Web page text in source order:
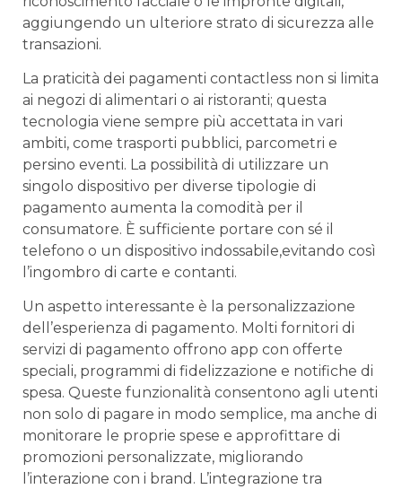
aggiungendo un ulteriore strato di sicurezza alle
transazioni.
La⁢ praticità dei pagamenti contactless non si limita
‍ai negozi di⁣ alimentari o ai ristoranti; questa‌
tecnologia viene sempre ⁣più accettata ‍in ​vari
ambiti, come trasporti pubblici, parcometri e
persino eventi. La possibilità ⁣di utilizzare⁢ un
singolo‌ dispositivo⁣ per ‍diverse tipologie di
pagamento aumenta la comodità per il
consumatore. È sufficiente portare con⁤ sé il
telefono o un dispositivo indossabile,evitando così
l’ingombro di carte​ e contanti.
Un ⁢aspetto interessante è la⁢ personalizzazione
dell’esperienza‍ di pagamento. Molti ⁣fornitori di
servizi di‌ pagamento offrono app con offerte
speciali, programmi di fidelizzazione⁢ e notifiche ‌di
spesa. Queste funzionalità consentono agli utenti⁣
non solo ​di pagare in modo semplice, ma anche di
monitorare le proprie spese⁢ e approfittare​ di⁢
promozioni ⁢personalizzate, migliorando
l’interazione con i brand. L’integrazione ⁢tra